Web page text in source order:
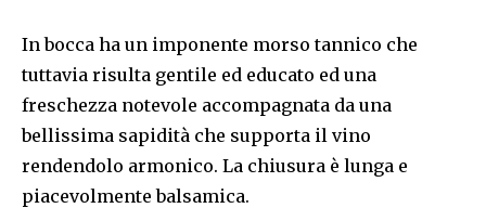
In bocca ha un imponente morso tannico che
tuttavia risulta gentile ed educato ed una
freschezza notevole accompagnata da una
bellissima sapidità che supporta il vino
rendendolo armonico. La chiusura è lunga e
piacevolmente balsamica.